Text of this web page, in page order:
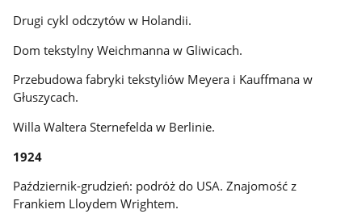
Drugi cykl odczytów w Holandii.
Dom tekstylny Weichmanna w Gliwicach.
Przebudowa fabryki tekstyliów Meyera i Kauffmana w
Głuszycach.
Willa Waltera Sternefelda w Berlinie.
1924
Październik-grudzień: podróż do USA. Znajomość z
Frankiem Lloydem Wrightem.